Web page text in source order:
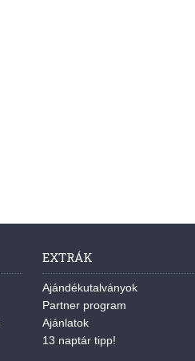
EXTRÁK
Ajándékutalványok
Partner program
Ajánlatok
13 naptár tipp!